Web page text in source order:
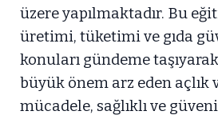
üzere yapılmaktadır. Bu
üretimi, tüketimi ve gıda
konuları gündeme
büyük önem arz eden açlık
mücadele, sağlıklı ve